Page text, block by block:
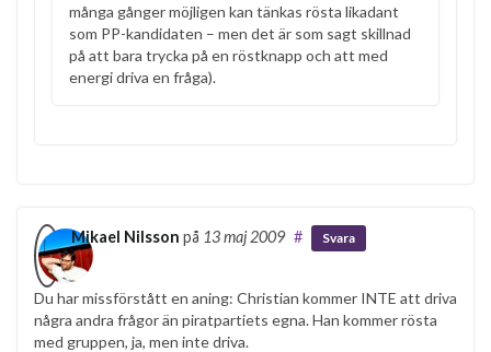
många gånger möjligen kan tänkas rösta likadant
som PP-kandidaten – men det är som sagt skillnad
på att bara trycka på en röstknapp och att med
energi driva en fråga).
Mikael Nilsson på 13 maj 2009 # Svara
Du har missförstått en aning: Christian kommer INTE att driva
några andra frågor än piratpartiets egna. Han kommer rösta
med gruppen, ja, men inte driva.